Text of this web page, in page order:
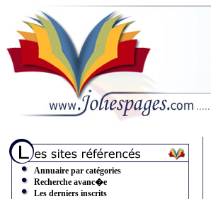
Annuaire par catégories
Recherche avanc�e
Les derniers inscrits